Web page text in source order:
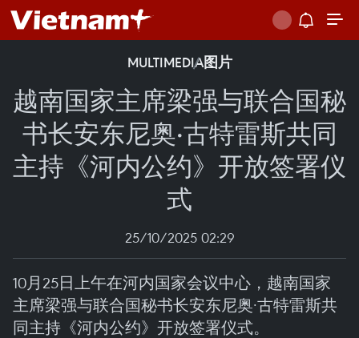
MULTIMEDIA图片
越南国家主席梁强与联合国秘
书长安东尼奥·古特雷斯共同
主持《河内公约》开放签署仪
式
25/10/2025 02:29
10月25日上午在河内国家会议中心，越南国家
主席梁强与联合国秘书长安东尼奥·古特雷斯共
同主持《河内公约》开放签署仪式。